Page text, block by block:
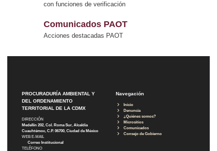
con funciones de verificación
Comunicados PAOT
Acciones destacadas PAOT
PROCURADURÍA AMBIENTAL Y
DEL ORDENAMIENTO
TERRITORIAL DE LA CDMX
DIRECCIÓN
Medellín 202, Col. Roma Sur, Alcaldía
Cuauhtémoc, C.P. 06700, Ciudad de México
WEB E-MAIL
Correo Institucional
TELÉFONO
Navegación
Inicio
Denuncia
¿Quiénes somos?
Micrositios
Comunicados
Consejo de Gobierno